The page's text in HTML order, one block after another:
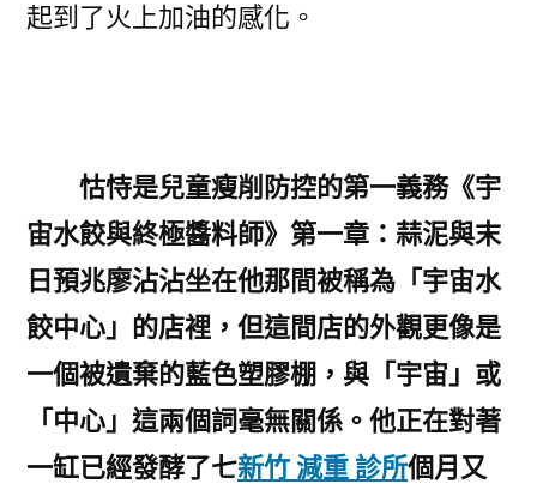
起到了火上加油的感化。
怙恃是兒童瘦削防控的第一義務《宇
宙水餃與終極醬料師》第一章：蒜泥與末
日預兆廖沾沾坐在他那間被稱為「宇宙水
餃中心」的店裡，但這間店的外觀更像是
一個被遺棄的藍色塑膠棚，與「宇宙」或
「中心」這兩個詞毫無關係。他正在對著
一缸已經發酵了七新竹 減重 診所個月又